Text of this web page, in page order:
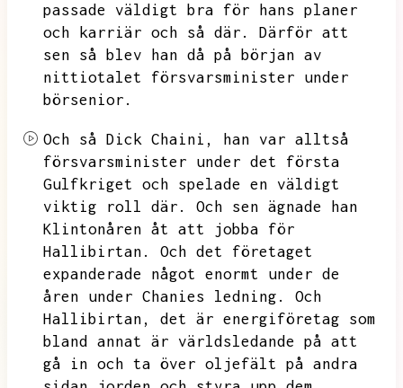
passade väldigt bra för hans planer
och karriär och så där. Därför att
sen så blev han då på början av
nittiotalet
försvarsminister under
börsenior.
Och så Dick Chaini, han var alltså
försvarsminister under det första
Gulfkriget och spelade en väldigt
viktig roll där.
Och sen ägnade han
Klintonåren åt att jobba för
Hallibirtan.
Och det företaget
expanderade något enormt under de
åren under Chanies
ledning. Och
Hallibirtan, det är energiföretag som
bland annat är världsledande på att
gå in och ta över oljefält på andra